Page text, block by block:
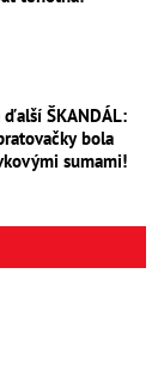
ŠKANDÁL:
bola
sumami!